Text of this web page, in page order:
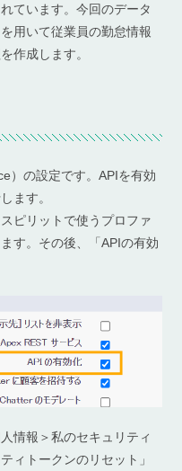
ています。今回のデータ
用いて従業員の勤怠情報
作成します。
）の設定です。APIを有効
ます。
ピリットで使うプロファ
す。その後、「APIの有効
情報＞私のセキュリティ
ィトークンのリセット」